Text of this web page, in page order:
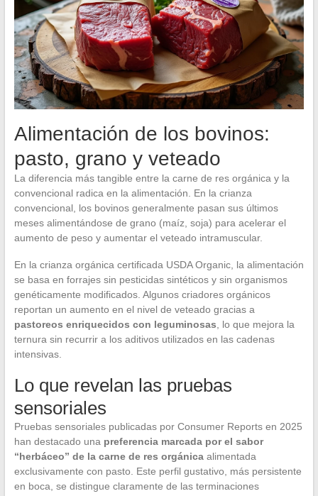
Alimentación de los bovinos:
pasto, grano y veteado
La diferencia más tangible entre la carne de res orgánica y la
convencional radica en la alimentación. En la crianza
convencional, los bovinos generalmente pasan sus últimos
meses alimentándose de grano (maíz, soja) para acelerar el
aumento de peso y aumentar el veteado intramuscular.
En la crianza orgánica certificada USDA Organic, la alimentación
se basa en forrajes sin pesticidas sintéticos y sin organismos
genéticamente modificados. Algunos criadores orgánicos
reportan un aumento en el nivel de veteado gracias a
pastoreos enriquecidos con leguminosas , lo que mejora la
ternura sin recurrir a los aditivos utilizados en las cadenas
intensivas.
Lo que revelan las pruebas
sensoriales
Pruebas sensoriales publicadas por Consumer Reports en 2025
han destacado una preferencia marcada por el sabor
“herbáceo” de la carne de res orgánicaalimentada
exclusivamente con pasto. Este perfil gustativo, más persistente
en boca, se distingue claramente de las terminaciones